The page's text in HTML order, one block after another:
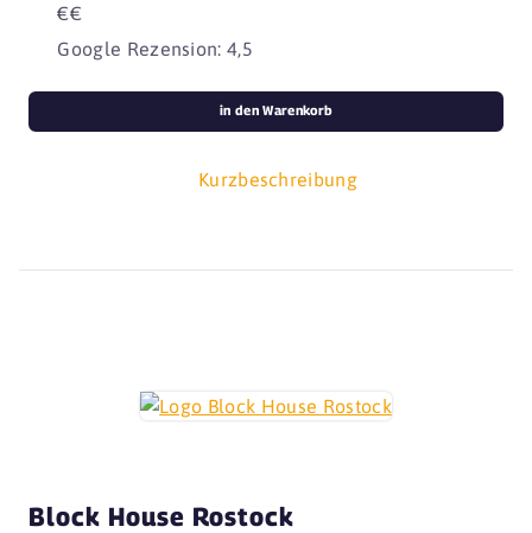
€€
Google Rezension: 4,5
Kurzbeschreibung
in den Warenkorb
Block House Rostock